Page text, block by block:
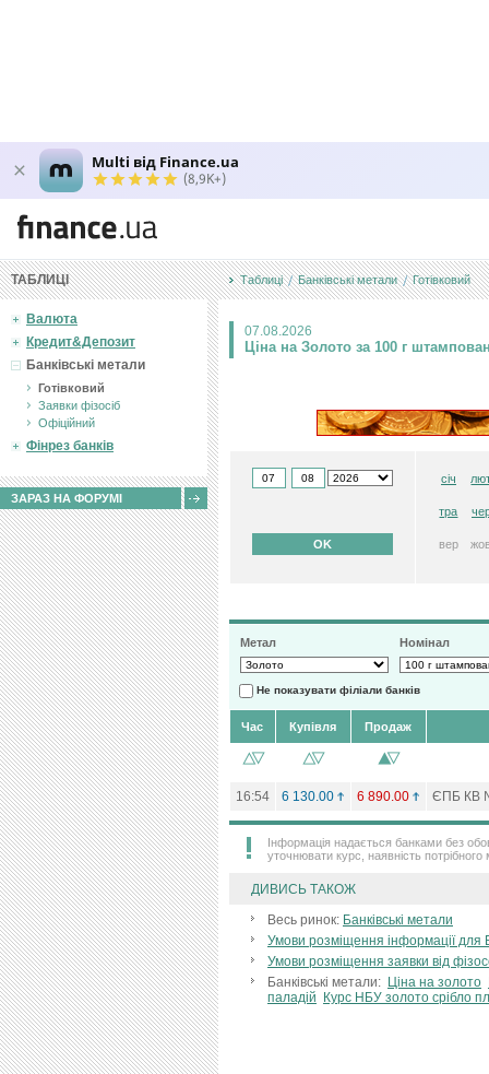
Multi від Finance.ua
(8,9K+)
ТАБЛИЦІ
Валюта
Кредит&Депозит
Банківські метали
Готiвковий
Заявки фізосіб
Офiцiйний
Фінрез банків
ЗАРАЗ НА ФОРУМІ
Таблиці Банківські метали Готiвковий
07.08.2026
Ціна на Золото за 100 г
січ
тра
вер
Метал Номінал
Не показувати філіали банків
Час Купівля Продаж
16:54 6 130.00 6 890.00 ЄПБ КВ
Інформація надається банками без
уточнювати курс, наявність
ДИВИСЬ ТАКОЖ
Весь ринок: Банківські метали
Умови розміщення інформації для
Умови розміщення заявки від
Банківські метали: Ціна на золото
паладій
Курс НБУ золото срібло